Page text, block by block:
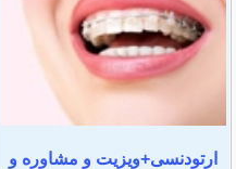
ارتودنسی+ویزیت و مشاوره و